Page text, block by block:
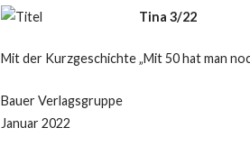
Tina 3/22
Mit der Kurzgeschichte „Mit 50 hat man
Bauer Verlagsgruppe
Januar 2022